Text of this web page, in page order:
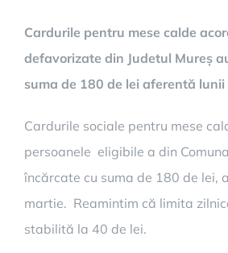
Cardurile pentru mese calde
defavorizate din Judetul Mureș
suma de 180 de lei aferentă
Cardurile sociale pentru mese
persoanele eligibile a din
încărcate cu suma de 180 de lei,
martie. Reamintim că limita
stabilită la 40 de lei.